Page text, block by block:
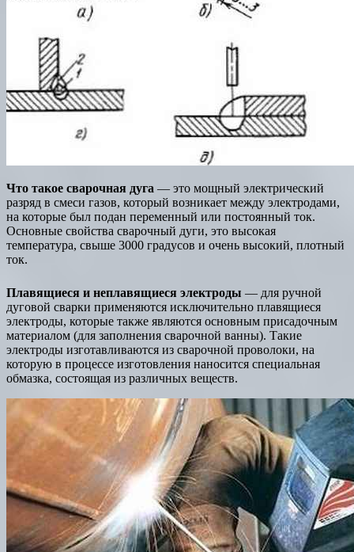
Что такое сварочная дуга — это мощный электрический
разряд в смеси газов, который возникает между электродами,
на которые был подан переменный или постоянный ток.
Основные свойства сварочный дуги, это высокая
температура, свыше 3000 градусов и очень высокий, плотный
ток.
Плавящиеся и неплавящиеся электроды — для ручной
дуговой сварки применяются исключительно плавящиеся
электроды, которые также являются основным присадочным
материалом (для заполнения сварочной ванны). Такие
электроды изготавливаются из сварочной проволоки, на
которую в процессе изготовления наносится специальная
обмазка, состоящая из различных веществ.